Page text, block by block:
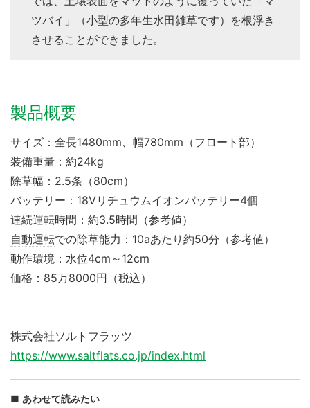
ツバイ」（小型の多年生水田雑草です）を根浮き
させることができました。
製品概要
サイズ：全長1480mm、幅780mm（フロート部）
装備重量：約24kg
除草幅：2.5条（80cm）
バッテリー：18Vリチュウムイオンバッテリー4個
連続運転時間：約3.5時間（参考値）
自動運転での除草能力：10aあたり約50分（参考値）
動作環境：水位4cm～12cm
価格：85万8000円（税込）
株式会社ソルトフラッツ
https://www.saltflats.co.jp/index.html
あわせて読みたい